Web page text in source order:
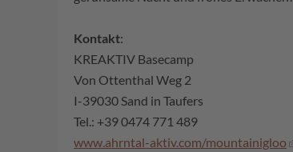
Kontakt:
KREAKTIV Basecamp
Von Ottenthal Weg 2
I-39030 Sand in Taufers
Tel.: +39 0474 771 489
www.ahrntal-aktiv.com/mountainigloo